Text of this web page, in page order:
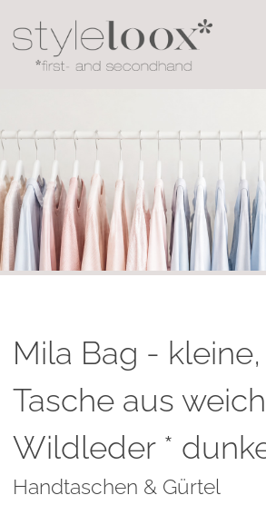
Mila Bag -
Tasche aus
Wildleder *
Handtaschen & Gürtel